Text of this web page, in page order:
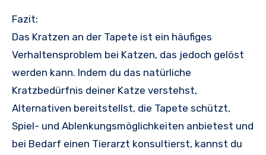
Fazit:
Das Kratzen an der Tapete ist ein häufiges
Verhaltensproblem bei Katzen, das jedoch gelöst
werden kann. Indem du das natürliche
Kratzbedürfnis deiner Katze verstehst,
Alternativen bereitstellst, die Tapete schützt,
Spiel- und Ablenkungsmöglichkeiten anbietest und
bei Bedarf einen Tierarzt konsultierst, kannst du